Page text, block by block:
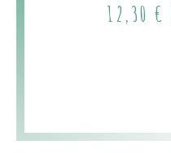
12,30 €